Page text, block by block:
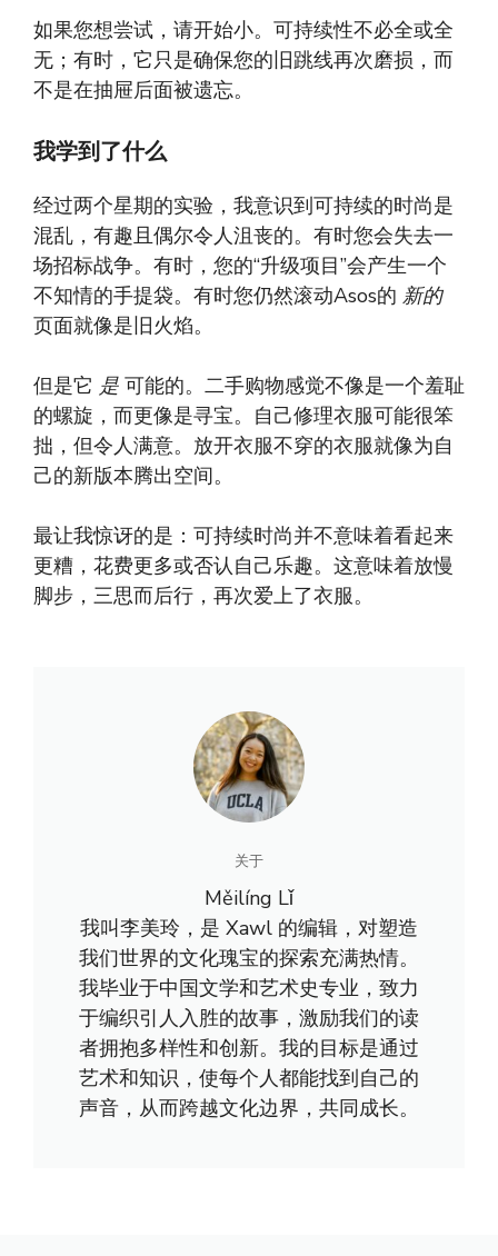
如果您想尝试，请开始小。可持续性不必全或全
无；有时，它只是确保您的旧跳线再次磨损，而
不是在抽屉后面被遗忘。
我学到了什么
经过两个星期的实验，我意识到可持续的时尚是
混乱，有趣且偶尔令人沮丧的。有时您会失去一
场招标战争。有时，您的“升级项目”会产生一个
不知情的手提袋。有时您仍然滚动Asos的 新的
页面就像是旧火焰。
但是它 是 可能的。二手购物感觉不像是一个羞耻
的螺旋，而更像是寻宝。自己修理衣服可能很笨
拙，但令人满意。放开衣服不穿的衣服就像为自
己的新版本腾出空间。
最让我惊讶的是：可持续时尚并不意味着看起来
更糟，花费更多或否认自己乐趣。这意味着放慢
脚步，三思而后行，再次爱上了衣服。
关于
Měilíng Lǐ
我叫李美玲，是 Xawl 的编辑，对塑造
我们世界的文化瑰宝的探索充满热情。
我毕业于中国文学和艺术史专业，致力
于编织引人入胜的故事，激励我们的读
者拥抱多样性和创新。我的目标是通过
艺术和知识，使每个人都能找到自己的
声音，从而跨越文化边界，共同成长。